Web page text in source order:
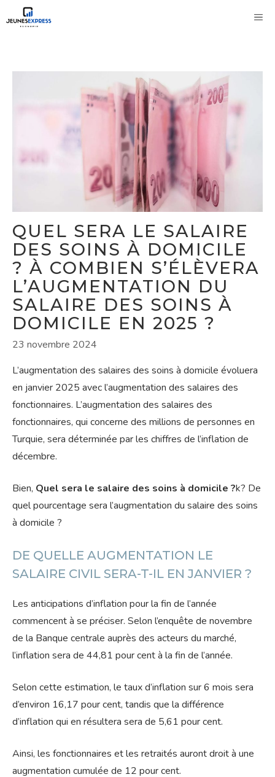
au
QUEL SERA LE SALAIRE
DES SOINS À DOMICILE
? À COMBIEN S’ÉLÈVERA
L’AUGMENTATION DU
SALAIRE DES SOINS À
DOMICILE EN 2025 ?
23 novembre 2024
L’augmentation des salaires des soins à domicile évoluera
en janvier 2025 avec l’augmentation des salaires des
fonctionnaires. L’augmentation des salaires des
fonctionnaires, qui concerne des millions de personnes en
Turquie, sera déterminée par les chiffres de l’inflation de
décembre.
Bien, Quel sera le salaire des soins à domicile ?k? De
quel pourcentage sera l’augmentation du salaire des soins
à domicile ?
DE QUELLE AUGMENTATION LE
SALAIRE CIVIL SERA-T-IL EN JANVIER ?
Les anticipations d’inflation pour la fin de l’année
commencent à se préciser. Selon l’enquête de novembre
de la Banque centrale auprès des acteurs du marché,
l’inflation sera de 44,81 pour cent à la fin de l’année.
Selon cette estimation, le taux d’inflation sur 6 mois sera
d’environ 16,17 pour cent, tandis que la différence
d’inflation qui en résultera sera de 5,61 pour cent.
Ainsi, les fonctionnaires et les retraités auront droit à une
augmentation cumulée de 12 pour cent.